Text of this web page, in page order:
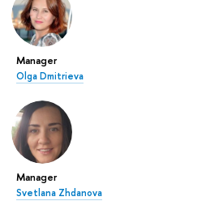
Manager
Olga Dmitrieva
Manager
Svetlana Zhdanova